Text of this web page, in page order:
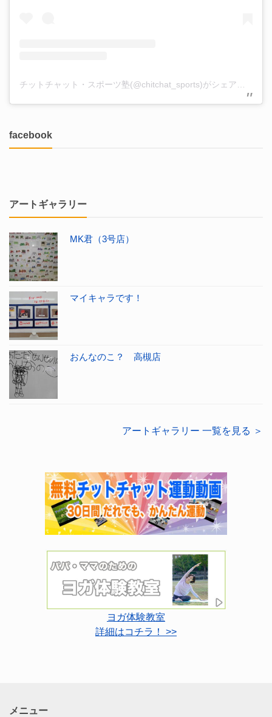
facebook
アートギャラリー
MK君（3号店）
マイキャラです！
おんなのこ？ 高槻店
アートギャラリー 一覧を見る ＞
ヨガ体験教室
詳細はコチラ！ >>
メニュー